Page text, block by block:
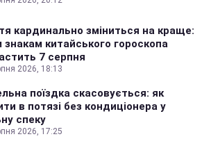
кардинально зміниться на краще:
знакам китайського гороскопа
7 серпня
2026, 18:13
поїздка скасовується: як
в потязі без кондиціонера у
спеку
2026, 17:25